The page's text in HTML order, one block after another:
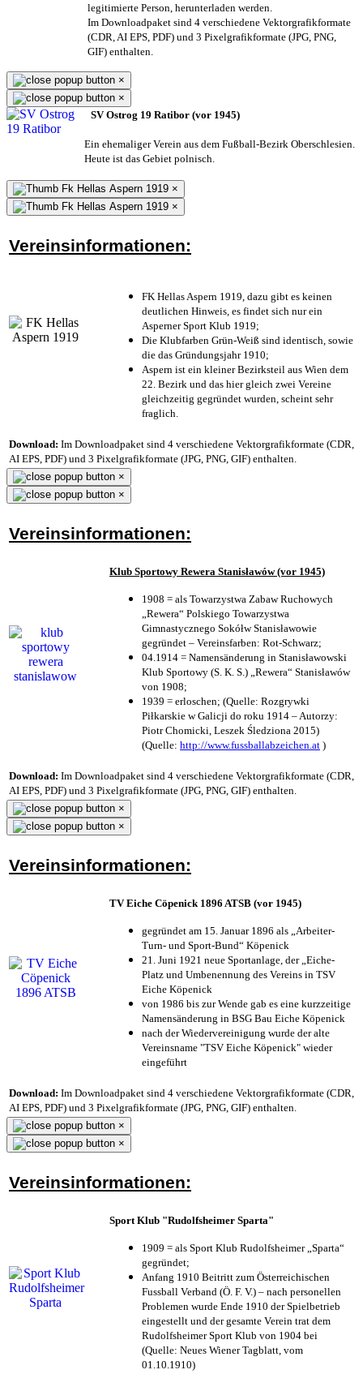
legitimierte Person, herunterladen werden.
Im Downloadpaket sind 4 verschiedene Vektorgrafikformate
(CDR, AI EPS, PDF) und 3 Pixelgrafikformate (JPG, PNG,
GIF) enthalten.
×
×
SV Ostrog 19 Ratibor (vor 1945)
Ein ehemaliger Verein aus dem Fußball-Bezirk Oberschlesien.
Heute ist das Gebiet polnisch.
×
×
Vereinsinformationen:
FK Hellas Aspern 1919, dazu gibt es keinen
deutlichen Hinweis, es findet sich nur ein
Asperner Sport Klub 1919;
Die Klubfarben Grün-Weiß sind identisch, sowie
die das Gründungsjahr 1910;
Aspern ist ein kleiner Bezirksteil aus Wien dem
22. Bezirk und das hier gleich zwei Vereine
gleichzeitig gegründet wurden, scheint sehr
fraglich.
Download: Im Downloadpaket sind 4 verschiedene Vektorgrafikformate (CDR,
AI EPS, PDF) und 3 Pixelgrafikformate (JPG, PNG, GIF) enthalten.
×
×
Vereinsinformationen:
Klub Sportowy Rewera Stanisławów (vor 1945)
1908 = als Towarzystwa Zabaw Ruchowych
„Rewera“ Polskiego Towarzystwa
Gimnastycznego Sokółw Stanisławowie
gegründet – Vereinsfarben: Rot-Schwarz;
04.1914 = Namensänderung in Stanisławowski
Klub Sportowy (S. K. S.) „Rewera“ Stanisławów
von 1908;
1939 = erloschen; (Quelle: Rozgrywki
Piłkarskie w Galicji do roku 1914 – Autorzy:
Piotr Chomicki, Leszek Śledziona 2015)
(Quelle: http://www.fussballabzeichen.at )
Download: Im Downloadpaket sind 4 verschiedene Vektorgrafikformate (CDR,
AI EPS, PDF) und 3 Pixelgrafikformate (JPG, PNG, GIF) enthalten.
×
×
Vereinsinformationen:
TV Eiche Cöpenick 1896 ATSB (vor 1945)
gegründet am 15. Januar 1896 als „Arbeiter-
Turn- und Sport-Bund“ Köpenick
21. Juni 1921 neue Sportanlage, der „Eiche-
Platz und Umbenennung des Vereins in TSV
Eiche Köpenick
von 1986 bis zur Wende gab es eine kurzzeitige
Namensänderung in BSG Bau Eiche Köpenick
nach der Wiedervereinigung wurde der alte
Vereinsname "TSV Eiche Köpenick" wieder
eingeführt
Download: Im Downloadpaket sind 4 verschiedene Vektorgrafikformate (CDR,
AI EPS, PDF) und 3 Pixelgrafikformate (JPG, PNG, GIF) enthalten.
×
×
Vereinsinformationen:
Sport Klub "Rudolfsheimer Sparta"
1909 = als Sport Klub Rudolfsheimer „Sparta“
gegründet;
Anfang 1910 Beitritt zum Österreichischen
Fussball Verband (Ö. F. V.) – nach personellen
Problemen wurde Ende 1910 der Spielbetrieb
eingestellt und der gesamte Verein trat dem
Rudolfsheimer Sport Klub von 1904 bei
(Quelle: Neues Wiener Tagblatt, vom
01.10.1910)